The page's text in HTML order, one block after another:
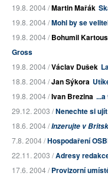
19.8. 2004 /Martin Mařák
19.8. 2004 /Mohl by se
19.8. 2004 /Bohumil Kartous
Gross
19.8. 2004 /Václav Dušek
18.8. 2004 /Jan Sýkora
19.8. 2004 /Ivan Brezina
29.12. 2003 /Nenechte si
18.6. 2004 /Inzerujte v
7.8. 2004 /Hospodaření
22.11. 2003 /Adresy
17.6. 2004 /Provizorní